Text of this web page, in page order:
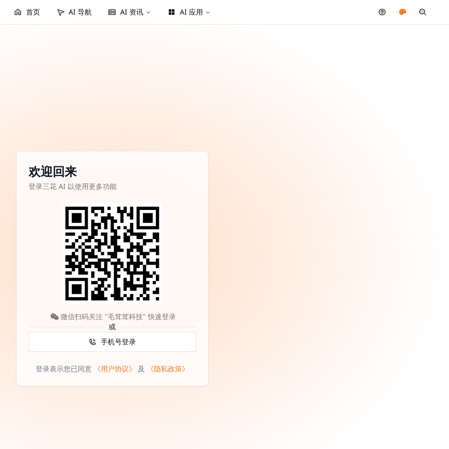
首页 AI 导航 AI 资讯 AI 应用
欢迎回来
登录三花 AI 以使用更多功能
手机号登录
或
微信扫码关注 "毛茸茸科技" 快速登录
登录表示您已同意 《用户协议》 及 《隐私政策》